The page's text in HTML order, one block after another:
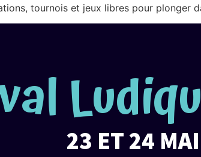
tournois et jeux libres pour plonger
23 ET 24